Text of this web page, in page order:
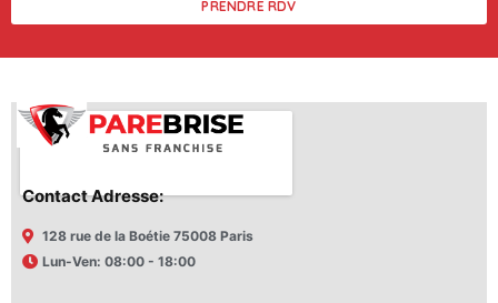
PRENDRE RDV
Contact Adresse:
128 rue de la Boétie 75008 Paris
Lun-Ven: 08:00 - 18:00